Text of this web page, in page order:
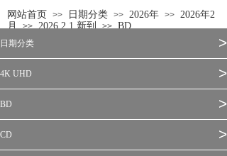
网站首页 >> 日期分类 >> 2026年 >> 2026年2
月 >> 2026.2.1 新到 >> BD
日期分类 >
4K UHD >
BD >
CD >